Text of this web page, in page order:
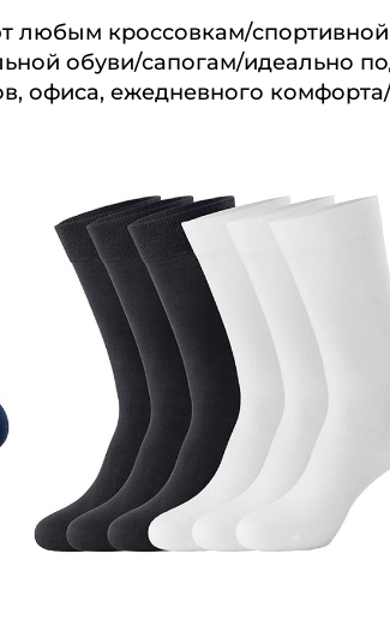
любым кроссовкам/
обуви/сапогам/идеально
офиса, ежедневного